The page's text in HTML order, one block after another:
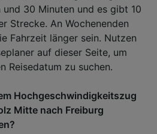
30 Minuten und es gibt 10
Strecke. An Wochenenden
Fahrzeit länger sein. Nutzen
auf dieser Seite, um
Reisedatum zu suchen.
Hochgeschwindigkeitszug
Mitte nach Freiburg